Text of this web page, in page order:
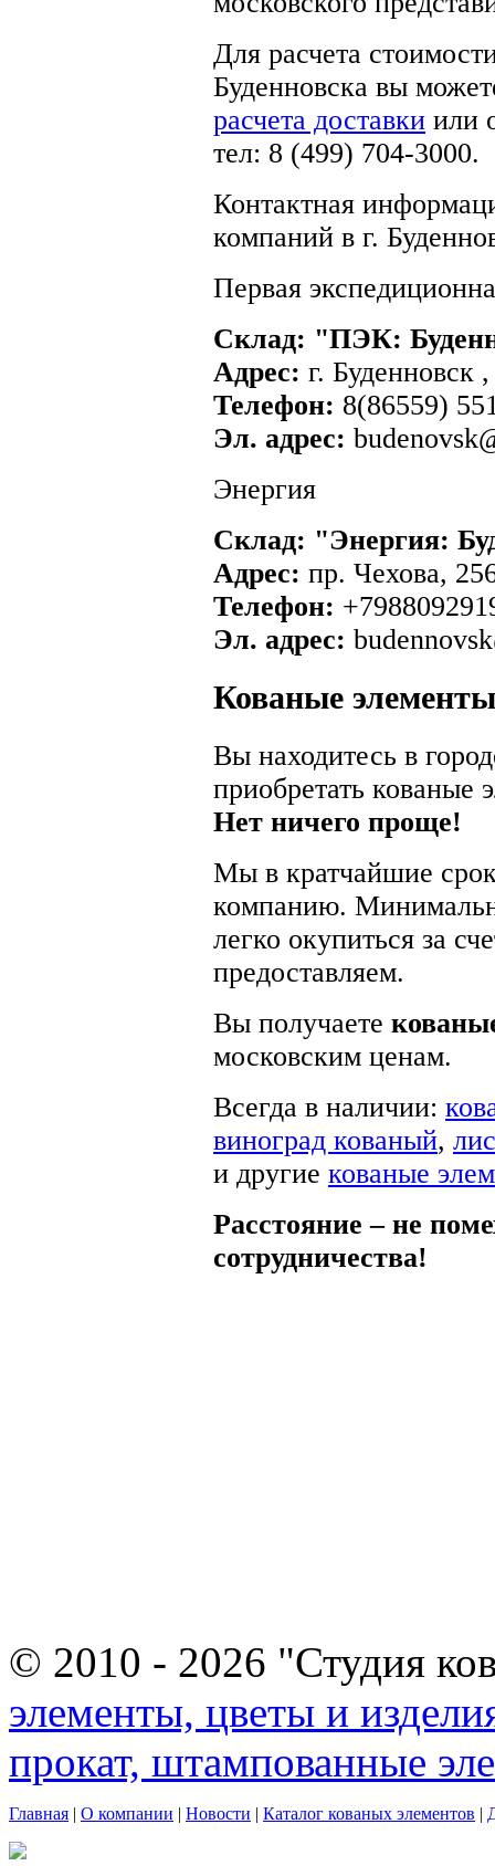
Для расчета
Буденновска вы
расчета доставки или
тел: 8 (499) 704-3000.
Контактная
компаний в г.
Первая
Склад: "ПЭК:
Адрес: г.
Телефон: 8(86559)
Эл. адрес:
Энергия
Склад: "Энергия:
Адрес: пр. Чехова,
Телефон:
Эл. адрес:
Кованые
Вы находитесь в
приобретать кованые
Нет ничего проще!
Мы в кратчайшие
компанию.
легко окупиться за
предоставляем.
Вы получаете
московским ценам.
Всегда в наличии:
виноград кованый,
и другие кованые
Расстояние – не
сотрудничества!
© 2010 - 2026 "Студия
элементы, цветы и
прокат, штампованные
Главная | О компании | Новости | Каталог кованых элементов |